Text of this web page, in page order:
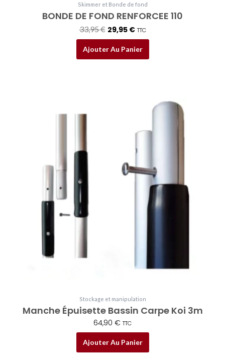
Skimmer et Bonde de fond
BONDE DE FOND RENFORCEE 110
33,95€ 29,95 € TTC
Ajouter Au Panier
Stockage et manipulation
Manche Épuisette Bassin Carpe Koi 3m
64,90 € TTC
Ajouter Au Panier